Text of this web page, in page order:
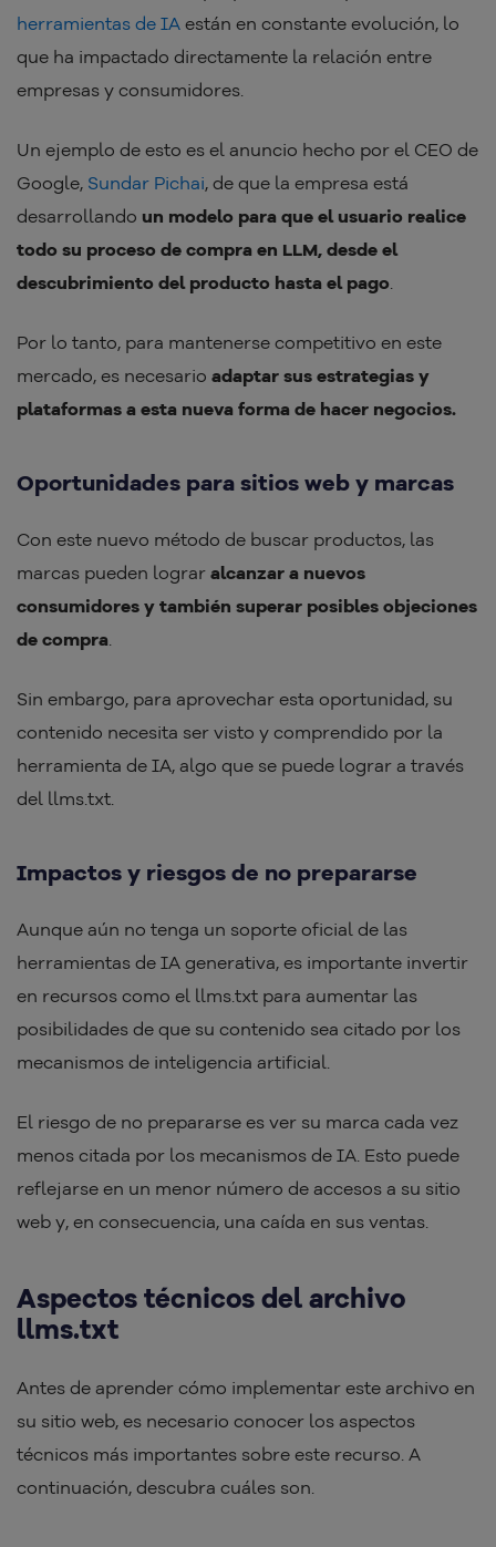
herramientas de IA están en constante evolución, lo
que ha impactado directamente la relación entre
empresas y consumidores.
Un ejemplo de esto es el anuncio hecho por el CEO de
Google, Sundar Pichai, de que la empresa está
desarrollando un modelo para que el usuario realice
todo su proceso de compra en LLM, desde el
descubrimiento del producto hasta el pago.
Por lo tanto, para mantenerse competitivo en este
mercado, es necesario adaptar sus estrategias y
plataformas a esta nueva forma de hacer negocios.
Oportunidades para sitios web y marcas
Con este nuevo método de buscar productos, las
marcas pueden lograr alcanzar a nuevos
consumidores y también superar posibles objeciones
de compra.
Sin embargo, para aprovechar esta oportunidad, su
contenido necesita ser visto y comprendido por la
herramienta de IA, algo que se puede lograr a través
del llms.txt.
Impactos y riesgos de no prepararse
Aunque aún no tenga un soporte oficial de las
herramientas de IA generativa, es importante invertir
en recursos como el llms.txt para aumentar las
posibilidades de que su contenido sea citado por los
mecanismos de inteligencia artificial.
El riesgo de no prepararse es ver su marca cada vez
menos citada por los mecanismos de IA. Esto puede
reflejarse en un menor número de accesos a su sitio
web y, en consecuencia, una caída en sus ventas.
Aspectos técnicos del archivo
llms.txt
Antes de aprender cómo implementar este archivo en
su sitio web, es necesario conocer los aspectos
técnicos más importantes sobre este recurso. A
continuación, descubra cuáles son.